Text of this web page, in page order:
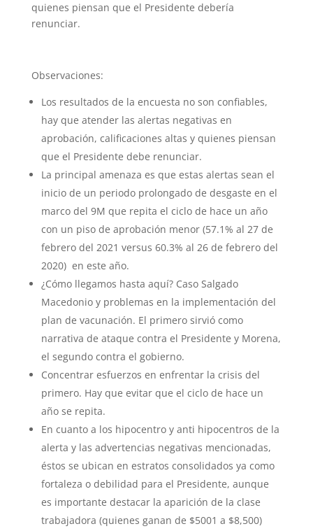
quienes piensan que el Presidente debería
renunciar.
Observaciones:
Los resultados de la encuesta no son confiables,
hay que atender las alertas negativas en
aprobación, calificaciones altas y quienes piensan
que el Presidente debe renunciar.
La principal amenaza es que estas alertas sean el
inicio de un periodo prolongado de desgaste en el
marco del 9M que repita el ciclo de hace un año
con un piso de aprobación menor (57.1% al 27 de
febrero del 2021 versus 60.3% al 26 de febrero del
2020) en este año.
¿Cómo llegamos hasta aquí? Caso Salgado
Macedonio y problemas en la implementación del
plan de vacunación. El primero sirvió como
narrativa de ataque contra el Presidente y Morena,
el segundo contra el gobierno.
Concentrar esfuerzos en enfrentar la crisis del
primero. Hay que evitar que el ciclo de hace un
año se repita.
En cuanto a los hipocentro y anti hipocentros de la
alerta y las advertencias negativas mencionadas,
éstos se ubican en estratos consolidados ya como
fortaleza o debilidad para el Presidente, aunque
es importante destacar la aparición de la clase
trabajadora (quienes ganan de $5001 a $8,500)